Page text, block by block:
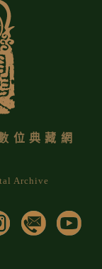
位典藏網
Archive